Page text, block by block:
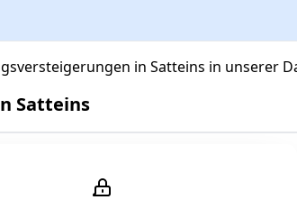
in Satteins in unserer
Satteins